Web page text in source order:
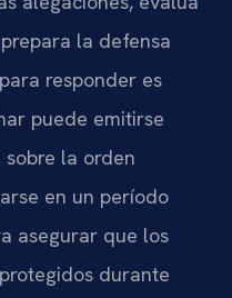
la defensa
responder es
puede emitirse
la orden
en un período
asegurar que los
durante